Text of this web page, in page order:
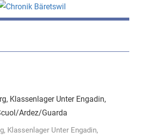
Klassenlager Unter Engadin,